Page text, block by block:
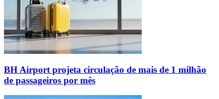
BH Airport projeta circulação de mais de 1 milhão
de passageiros por mês